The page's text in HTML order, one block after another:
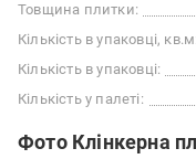
Товщина плитки:
Кількість в упаковці, кв.м:
Кількість в упаковці:
Кількість у палеті:
Фото Клінкерна